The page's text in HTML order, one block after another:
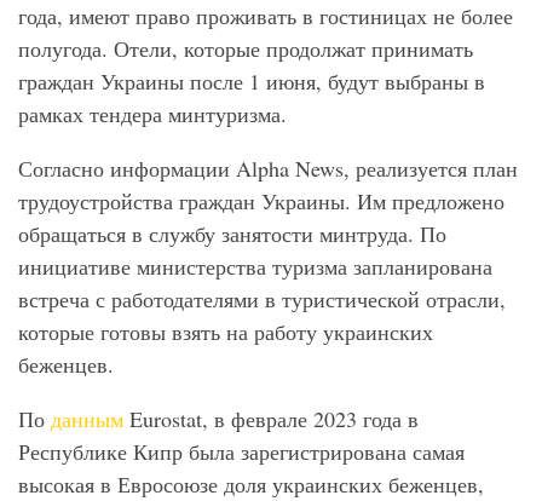
года, имеют право проживать в гостиницах не более
полугода. Отели, которые продолжат принимать
граждан Украины после 1 июня, будут выбраны в
рамках тендера минтуризма.
Согласно информации Alpha News, реализуется план
трудоустройства граждан Украины. Им предложено
обращаться в службу занятости минтруда. По
инициативе министерства туризма запланирована
встреча с работодателями в туристической отрасли,
которые готовы взять на работу украинских
беженцев.
По данным Eurostat, в феврале 2023 года в
Республике Кипр была зарегистрирована самая
высокая в Евросоюзе доля украинских беженцев,